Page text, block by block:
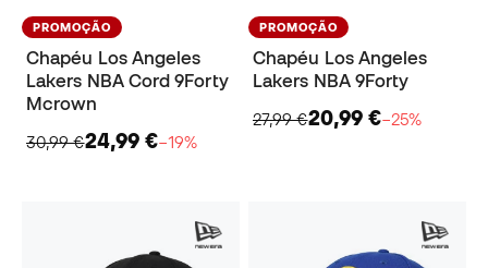
PROMOÇÃO
Chapéu Los Angeles
Lakers NBA Cord 9Forty
Mcrown
30,99 €24,99 €−19%
PROMOÇÃO
Chapéu Los Angeles
Lakers NBA 9Forty
27,99 €20,99 €−25%